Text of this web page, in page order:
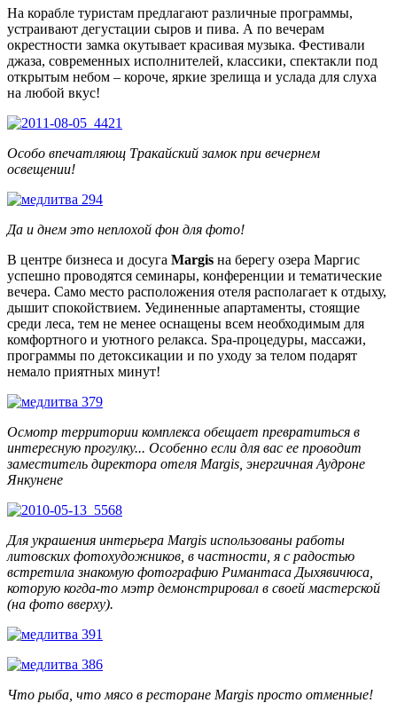
На корабле туристам предлагают различные программы,
устраивают дегустации сыров и пива. А по вечерам
окрестности замка окутывает красивая музыка. Фестивали
джаза, современных исполнителей, классики, спектакли под
открытым небом – короче, яркие зрелища и услада для слуха
на любой вкус!
Особо впечатляющ Тракайский замок при вечернем
освещении!
Да и днем это неплохой фон для фото!
В центре бизнеса и досуга Margis на берегу озера Маргис
успешно проводятся семинары, конференции и тематические
вечера. Само место расположения отеля располагает к отдыху,
дышит спокойствием. Уединенные апартаменты, стоящие
среди леса, тем не менее оснащены всем необходимым для
комфортного и уютного релакса. Spa-процедуры, массажи,
программы по детоксикации и по уходу за телом подарят
немало приятных минут!
Осмотр территории комплекса обещает превратиться в
интересную прогулку... Особенно если для вас ее проводит
заместитель директора отеля Margis , энергичная Аудроне
Янкунене
Для украшения интерьера Margis использованы работы
литовских фотохудожников, в частности, я с радостью
встретила знакомую фотографию Римантаса Дыхявичюса,
которую когда-то мэтр демонстрировал в своей мастерской
(на фото вверху).
Что рыба, что мясо в ресторане Margis просто отменные!